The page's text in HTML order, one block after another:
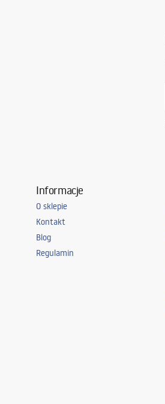
Informacje
O sklepie
Kontakt
Blog
Regulamin